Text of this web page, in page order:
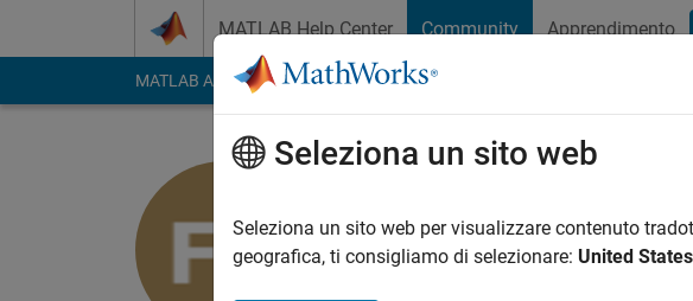
MATLAB Help Center Community Apprendimento
MATLAB Answers File Exchange Cody
Last seen: quasi 2 anni fa|Attivo dal 2021
Followers:0Following:0
Seleziona un sito web
Seleziona un sito web per visualizzare contenuto
geografica, ti consigliamo di selezionare: United States